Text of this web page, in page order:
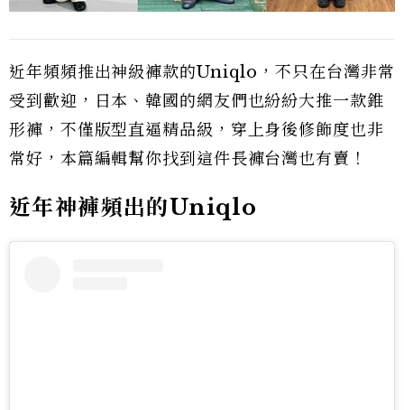
近年頻頻推出神級褲款的Uniqlo，不只在台灣非常
受到歡迎，日本、韓國的網友們也紛紛大推一款錐
形褲，不僅版型直逼精品級，穿上身後修飾度也非
常好，本篇編輯幫你找到這件長褲台灣也有賣！
近年神褲頻出的Uniqlo